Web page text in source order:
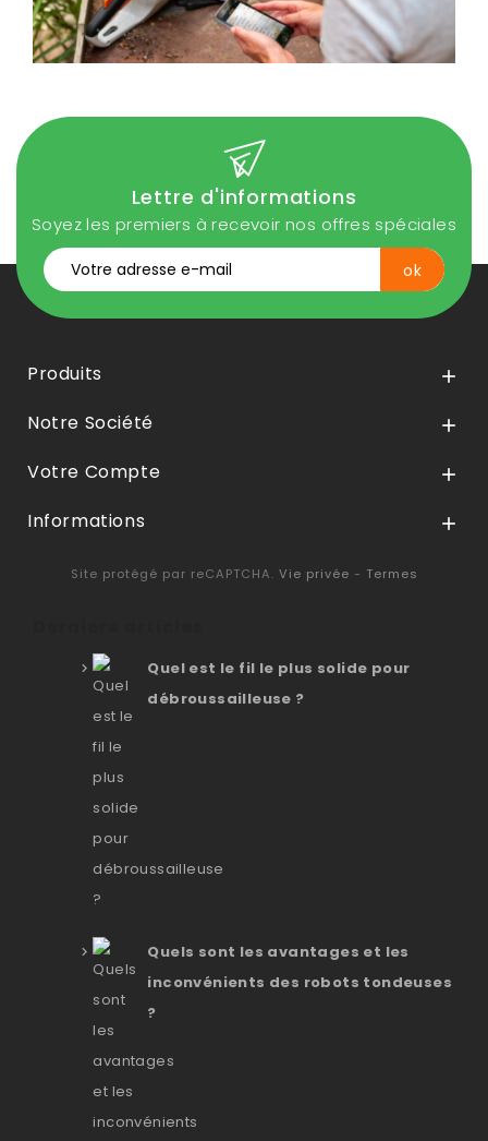
Lettre d'informations
Soyez les premiers à recevoir nos offres spéciales
Produits 
Notre Société 
Votre Compte 
Informations 
Site protégé par reCAPTCHA. Vie privée - Termes
Quel est le fil le plus solide pour
débroussailleuse ?
Quels sont les avantages et les
inconvénients des robots tondeuses
?